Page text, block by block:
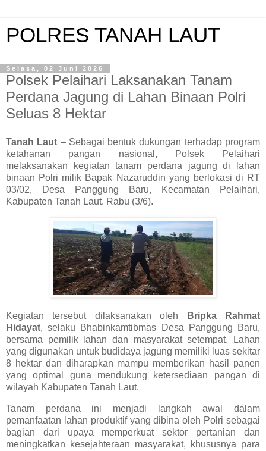
POLRES TANAH LAUT
Selasa, 02 Juni 2026
Polsek Pelaihari Laksanakan Tanam
Perdana Jagung di Lahan Binaan Polri
Seluas 8 Hektar
Tanah Laut – Sebagai bentuk dukungan terhadap program
ketahanan pangan nasional, Polsek Pelaihari
melaksanakan kegiatan tanam perdana jagung di lahan
binaan Polri milik Bapak Nazaruddin yang berlokasi di RT
03/02, Desa Panggung Baru, Kecamatan Pelaihari,
Kabupaten Tanah Laut. Rabu (3/6).
Kegiatan tersebut dilaksanakan oleh
Bripka Rahmat
Hidayat, selaku Bhabinkamtibmas Desa Panggung Baru,
bersama pemilik lahan dan masyarakat setempat. Lahan
yang digunakan untuk budidaya jagung memiliki luas sekitar
8 hektar dan diharapkan mampu memberikan hasil panen
yang optimal guna mendukung ketersediaan pangan di
wilayah Kabupaten Tanah Laut.
Tanam perdana ini menjadi langkah awal dalam
pemanfaatan lahan produktif yang dibina oleh Polri sebagai
bagian dari upaya memperkuat sektor pertanian dan
meningkatkan kesejahteraan masyarakat, khususnya para